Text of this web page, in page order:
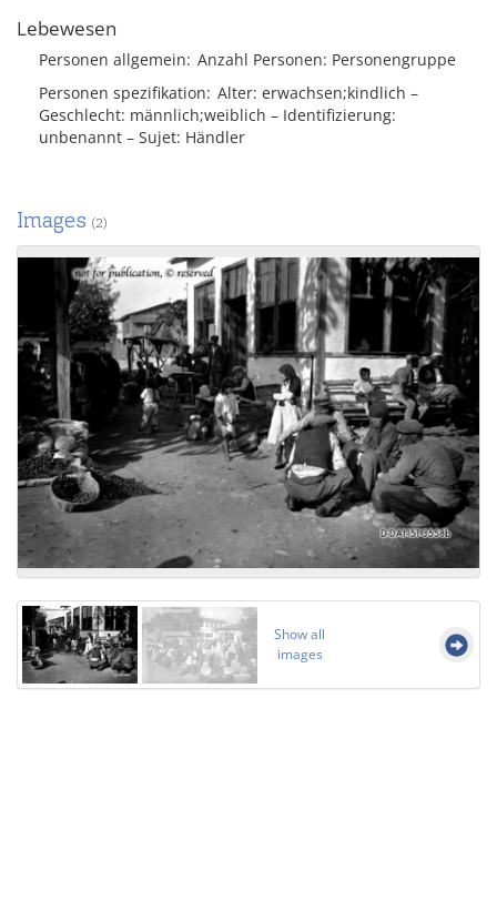
Lebewesen
Personen allgemein Anzahl Personen Personengruppe
Personen spezifikation Alter erwachsen;kindlich
Geschlecht männlich;weiblich
Identifizierung
unbenannt
Sujet Händler
Images (2)
Show all
images